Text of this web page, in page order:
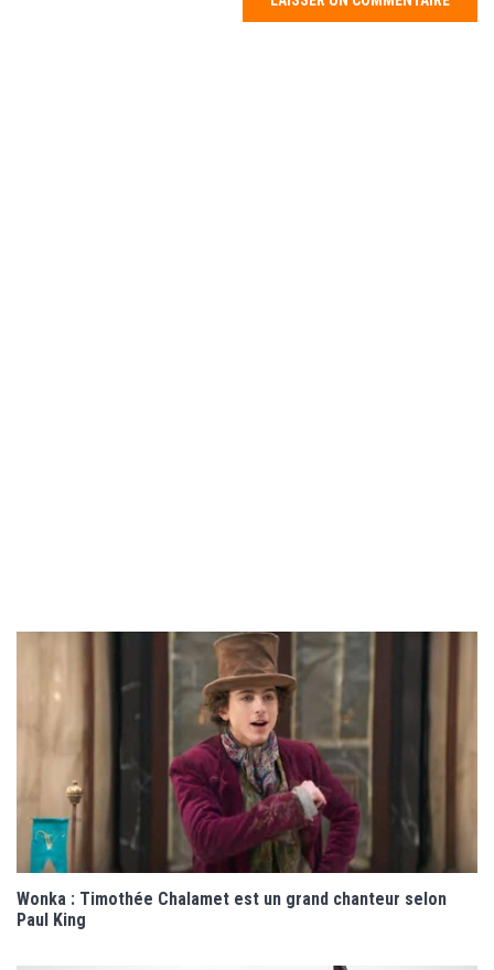
Wonka : Timothée Chalamet est un grand chanteur selon
Paul King